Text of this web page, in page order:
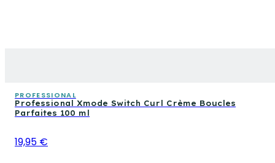
PROFESSIONAL
Professional Xmode Switch Curl Crème Boucles
Parfaites 100 ml
19,95 €